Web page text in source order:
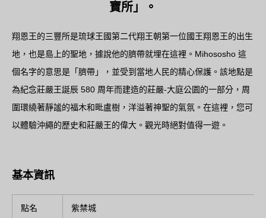
寶所」。
翔恩王的三豐所是琉球王國第二代翔王朝第一位國王翔恩王的出生
地，也是島上的聖地，據說他的臍帶就埋在這裡。Mihososho 這
個名字的意思是「臍帶」，並受到當地人民的精心保護。該地點是
為紀念莊嚴王誕辰 580 周年而建造的莊嚴-大庭公園的一部分，周
圍環繞著靜謐的福木和毗盧樹，洋溢著神聖的氣氛。在這裡，您可
以體驗沖繩的歷史和莊嚴王的偉大。觀光時絕對值得一遊。
基本資訊
點名 紫禁城